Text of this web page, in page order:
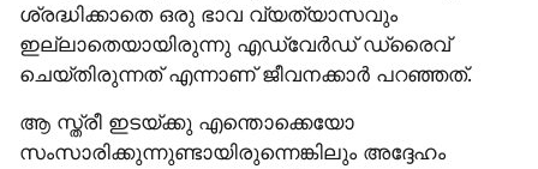
ശ്രദ്ധിക്കാതെ ഒരു ഭാവ വ്യത്യാസവും
ഇല്ലാതെയായിരുന്നു എഡ്‌വേർഡ്‌ ഡ്രൈവ്
ചെയ്തിരുന്നത് എന്നാണ് ജീവനക്കാർ പറഞ്ഞത്.
ആ സ്ത്രീ ഇടയ്ക്കു എന്തൊക്കെയോ
സംസാരിക്കുന്നുണ്ടായിരുന്നെങ്കിലും അദ്ദേഹം